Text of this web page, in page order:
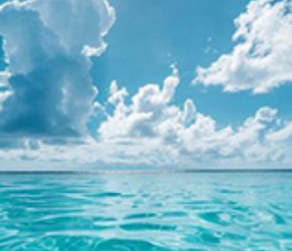
관계에 금이 가기 시작합니다. 함께 있어도 외롭
손을 잡아도 쓸쓸했습니다. 잠자리에서 등을 돌리
일이 잦아지면서 자존감은 바닥으로 떨어졌고, 남
로서의 매력에 대한 의문만 커져갔습니다. 마치 미
녀와 야수 속 야수가 저주에 갇혀 자신의 모습을
끄러워하던 그 순간처럼, 많은 커플들이 침묵 속에
서 이 문제를 겪어왔습니다. 하지만 부부관계는 충
분히 개선될 수 있습니다. 지금부터 실질적 전략을
연구해보겠습니다. 부부관계 악화의 근본 원인 분
부부관계가 악화되는 가장 큰 원인 중 하나는 의사
소통 부재입니다. 하지만 그 이면에는 더 근본적인
문제가 있습니다. 바로 성적 친밀감의 단절입니다.
성관계는 단순한 육체적 결합이 아니라 서로를 인